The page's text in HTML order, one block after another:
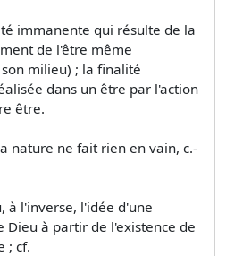
immanente qui résulte de la
de l'être même
milieu) ; la finalité
dans un être par l'action
être.
nature ne fait rien en vain, c.-
à l'inverse, l'idée d'une
Dieu à partir de l'existence de
; cf.